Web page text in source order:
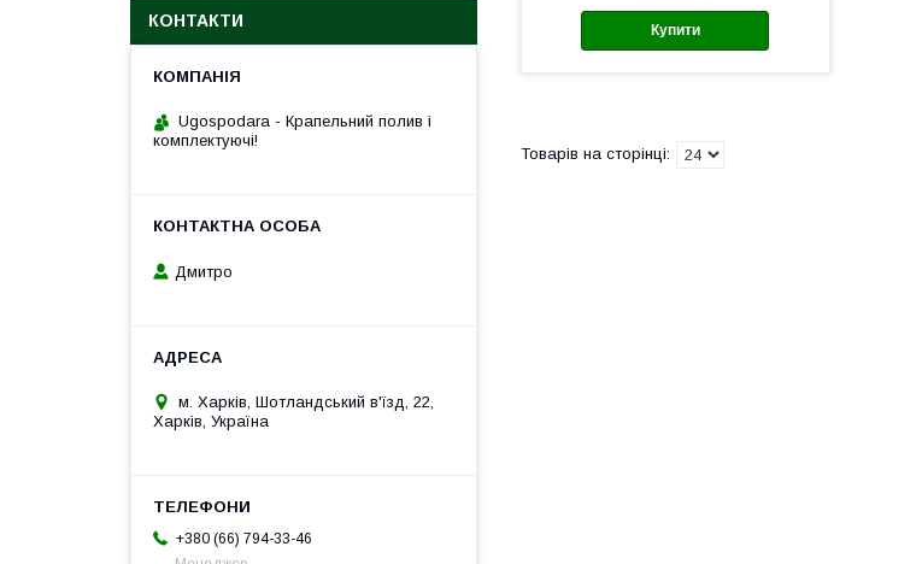
Купити
КОНТАКТИ
Ugospodara - Крапельний полив і
комплектуючі!
Дмитро
м. Харків, Шотландський в'їзд, 22,
Харків, Україна
+380 (66) 794-33-46